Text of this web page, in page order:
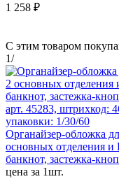
1 258 ₽
С этим товаром
1/
арт. 45283, штрихкод:
упаковки: 1/30/60
Органайзер-обложка
основных отделения
банкнот, застежка-
цена за 1шт.